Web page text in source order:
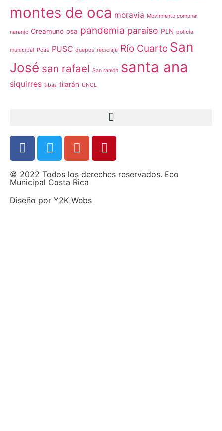
montes de oca moravia Movimiento comunal
naranjo Oreamuno osa pandemia paraíso PLN policía
municipal Poás PUSC quepos reciclaje Río Cuarto San
José san rafael San ramón santa ana
siquirres tibás tilarán UNGL
© 2022 Todos los derechos reservados. Eco
Municipal Costa Rica
Diseño por Y2K Webs